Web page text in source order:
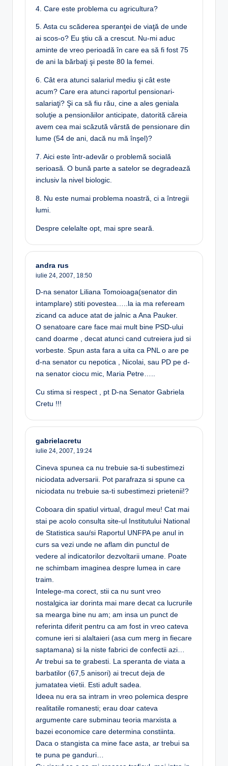
4. Care este problema cu agricultura?
5. Asta cu scăderea speranţei de viaţă de unde
ai scos-o? Eu ştiu că a crescut. Nu-mi aduc
aminte de vreo perioadă în care ea să fi fost 75
de ani la bărbaţi şi peste 80 la femei.
6. Cât era atunci salariul mediu şi cât este
acum? Care era atunci raportul pensionari-
salariaţi? Şi ca să fiu rău, cine a ales geniala
soluţie a pensionăilor anticipate, datorită căreia
avem cea mai scăzută vârstă de pensionare din
lume (54 de ani, dacă nu mă înşel)?
7. Aici este într-adevăr o problemă socială
serioasă. O bună parte a satelor se degradează
inclusiv la nivel biologic.
8. Nu este numai problema noastră, ci a întregii
lumi.
Despre celelalte opt, mai spre seară.
andra rus
iulie 24, 2007, 18:50
D-na senator Liliana Tomoioaga(senator din
intamplare) stiti povestea…..la ia ma refeream
zicand ca aduce atat de jalnic a Ana Pauker.
O senatoare care face mai mult bine PSD-ului
cand doarme , decat atunci cand cutreiera jud si
vorbeste. Spun asta fara a uita ca PNL o are pe
d-na senator cu nepotica , Nicolai, sau PD pe d-
na senator ciocu mic, Maria Petre…..
Cu stima si respect , pt D-na Senator Gabriela
Cretu !!!
gabrielacretu
iulie 24, 2007, 19:24
Cineva spunea ca nu trebuie sa-ti subestimezi
niciodata adversarii. Pot parafraza si spune ca
niciodata nu trebuie sa-ti subestimezi prietenii!?
Coboara din spatiul virtual, dragul meu! Cat mai
stai pe acolo consulta site-ul Institutului National
de Statistica sau/si Raportul UNFPA pe anul in
curs sa vezi unde ne aflam din punctul de
vedere al indicatorilor dezvoltarii umane. Poate
ne schimbam imaginea despre lumea in care
traim.
Intelege-ma corect, stii ca nu sunt vreo
nostalgica iar dorinta mai mare decat ca lucrurile
sa mearga bine nu am; am insa un punct de
referinta diferit pentru ca am fost in vreo cateva
comune ieri si alaltaieri (asa cum merg in fiecare
saptamana) si la niste fabrici de confectii azi…
Ar trebui sa te grabesti. La speranta de viata a
barbatilor (67,5 anisori) ai trecut deja de
jumatatea vietii. Esti adult sadea.
Ideea nu era sa intram in vreo polemica despre
realitatile romanesti; erau doar cateva
argumente care subminau teoria marxista a
bazei economice care determina constiinta.
Daca o stangista ca mine face asta, ar trebui sa
te puna pe ganduri…